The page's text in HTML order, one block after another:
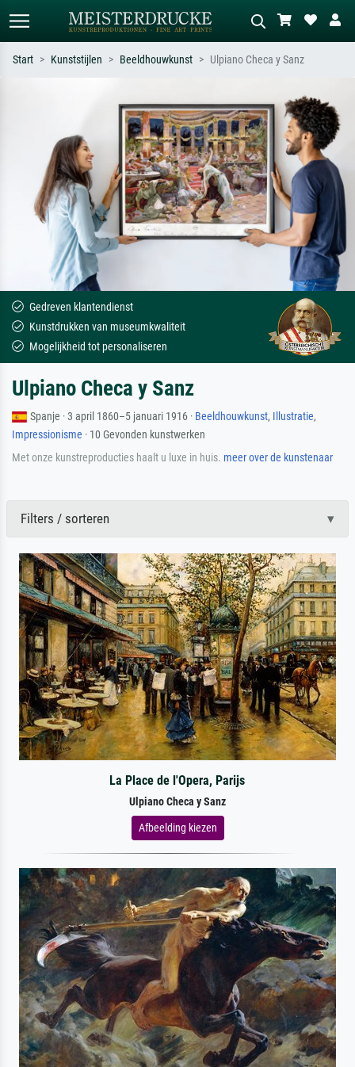
Zoek op kunstenaar, titel of stijl – bijv.
Monet, Sterrennacht, impressionisme,
Hokusai-golf, naakt.
Beschrijf de scène – bijv. groene
weide, abstract met veel rood, donker
olieverfschilderij, staand naakt naast
een boom.
Start Kunststijlen Beeldhouwkunst Ulpiano Checa y Sanz
Gedreven klantendienst
Kunstdrukken van museumkwaliteit
Mogelijkheid tot personaliseren
Ulpiano Checa y Sanz
Spanje · 3 april 1860–5 januari 1916 · Beeldhouwkunst, Illustratie,
Impressionisme · 10 Gevonden kunstwerken
Met onze kunstreproducties haalt u luxe in huis. meer over de kunstenaar
Filters / sorteren
La Place de l'Opera, Parijs
Ulpiano Checa y Sanz
Afbeelding kiezen